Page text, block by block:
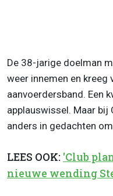
De 38-jarige doelman
weer innemen en kreeg
aanvoerdersband. Een
applauswissel. Maar bij
anders in gedachten
LEES OOK: 'Club
nieuwe wending